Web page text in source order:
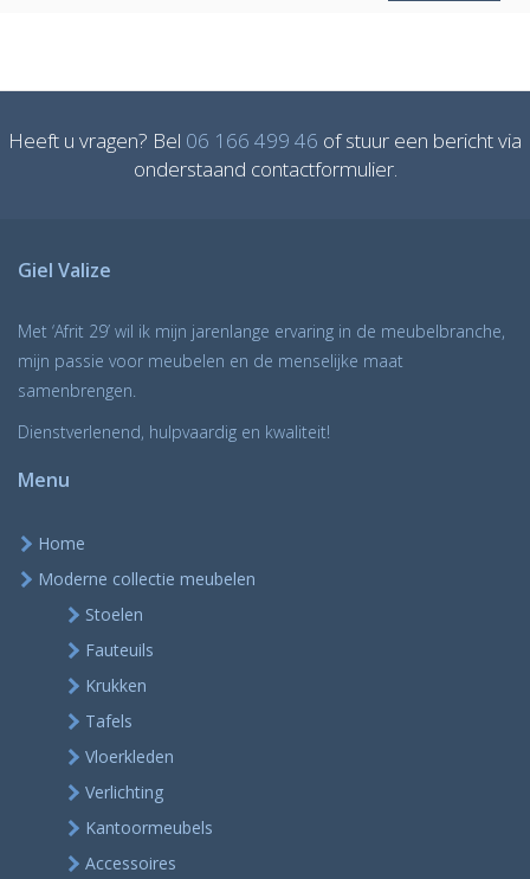
Heeft u vragen? Bel 06 166 499 46 of stuur een bericht via
onderstaand contactformulier.
Giel Valize
Met ‘Afrit 29’ wil ik mijn jarenlange ervaring in de meubelbranche,
mijn passie voor meubelen en de menselijke maat
samenbrengen.
Dienstverlenend, hulpvaardig en kwaliteit!
Menu
Home
Moderne collectie meubelen
Stoelen
Fauteuils
Krukken
Tafels
Vloerkleden
Verlichting
Kantoormeubels
Accessoires